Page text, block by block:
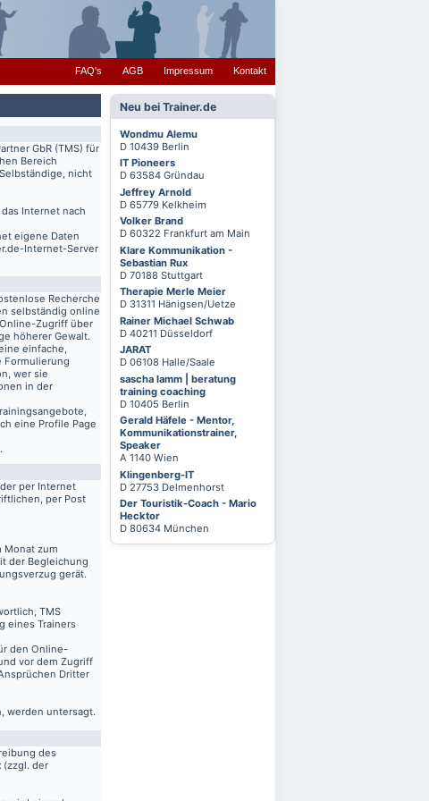
FAQ's AGB Impressum Kontakt
Neu bei Trainer.de
Wondmu Alemu
D 10439 Berlin
IT Pioneers
D 63584 Gründau
Jeffrey Arnold
D 65779 Kelkheim
Volker Brand
D 60322 Frankfurt am Main
Klare Kommunikation -
Sebastian Rux
D 70188 Stuttgart
Therapie Merle Meier
D 31311 Hänigsen/Uetze
Rainer Michael Schwab
D 40211 Düsseldorf
JARAT
D 06108 Halle/Saale
sascha lamm | beratung
training coaching
D 10405 Berlin
Gerald Häfele - Mentor,
Kommunikationstrainer,
Speaker
A 1140 Wien
Klingenberg-IT
D 27753 Delmenhorst
Der Touristik-Coach - Mario
Hecktor
D 80634 München
GbR (TMS) für
Bereich
nicht
Internet nach
eigene Daten
-Internet-Server
Recherche
selbständig online
Zugriff über
höherer Gewalt.
einfache,
Formulierung
wer sie
in der
eine Profile Page
per Internet
per Post
Monat zum
der Begleichung
gerät.
TMS
eines Trainers
den Online-
vor dem Zugriff
Dritter
werden untersagt.
des
(zzgl. der